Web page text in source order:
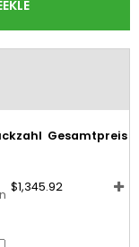
Gesamtpreis
$1,345.92